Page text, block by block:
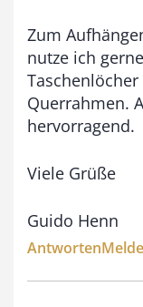
Zum
nutze ich
Querrahmen.
hervorragend.
Viele Grüße
Guido Henn
Antworten